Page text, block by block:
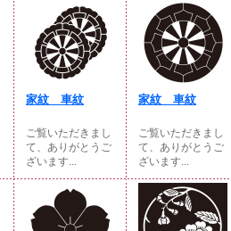
家紋 車紋
ご覧いただきまし
て、ありがとうご
ざいます...
家紋 車紋
ご覧いただきまし
て、ありがとうご
ざいます...